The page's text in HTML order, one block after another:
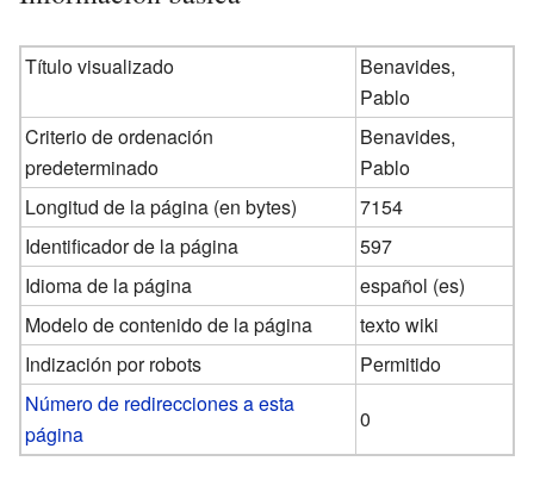
Título visualizado
Benavides,
Pablo
Criterio de ordenación
predeterminado
Benavides,
Pablo
Longitud de la página (en bytes)
7154
Identificador de la página
597
Idioma de la página
español (es)
Modelo de contenido de la página
texto wiki
Indización por robots
Permitido
Número de redirecciones a esta
página
0